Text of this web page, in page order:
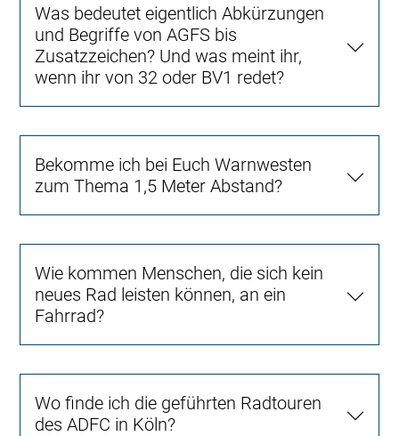
Was bedeutet eigentlich Abkürzungen
und Begriffe von AGFS bis
Zusatzzeichen? Und was meint ihr,
wenn ihr von 32 oder BV1 redet?
Bekomme ich bei Euch Warnwesten
zum Thema 1,5 Meter Abstand?
Wie kommen Menschen, die sich kein
neues Rad leisten können, an ein
Fahrrad?
Wo finde ich die geführten Radtouren
des ADFC in Köln?